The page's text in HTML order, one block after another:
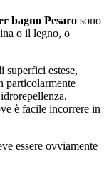
bagno Pesaro sono
o il legno, o
superfici estese,
particolarmente
è facile incorrere in
essere ovviamente